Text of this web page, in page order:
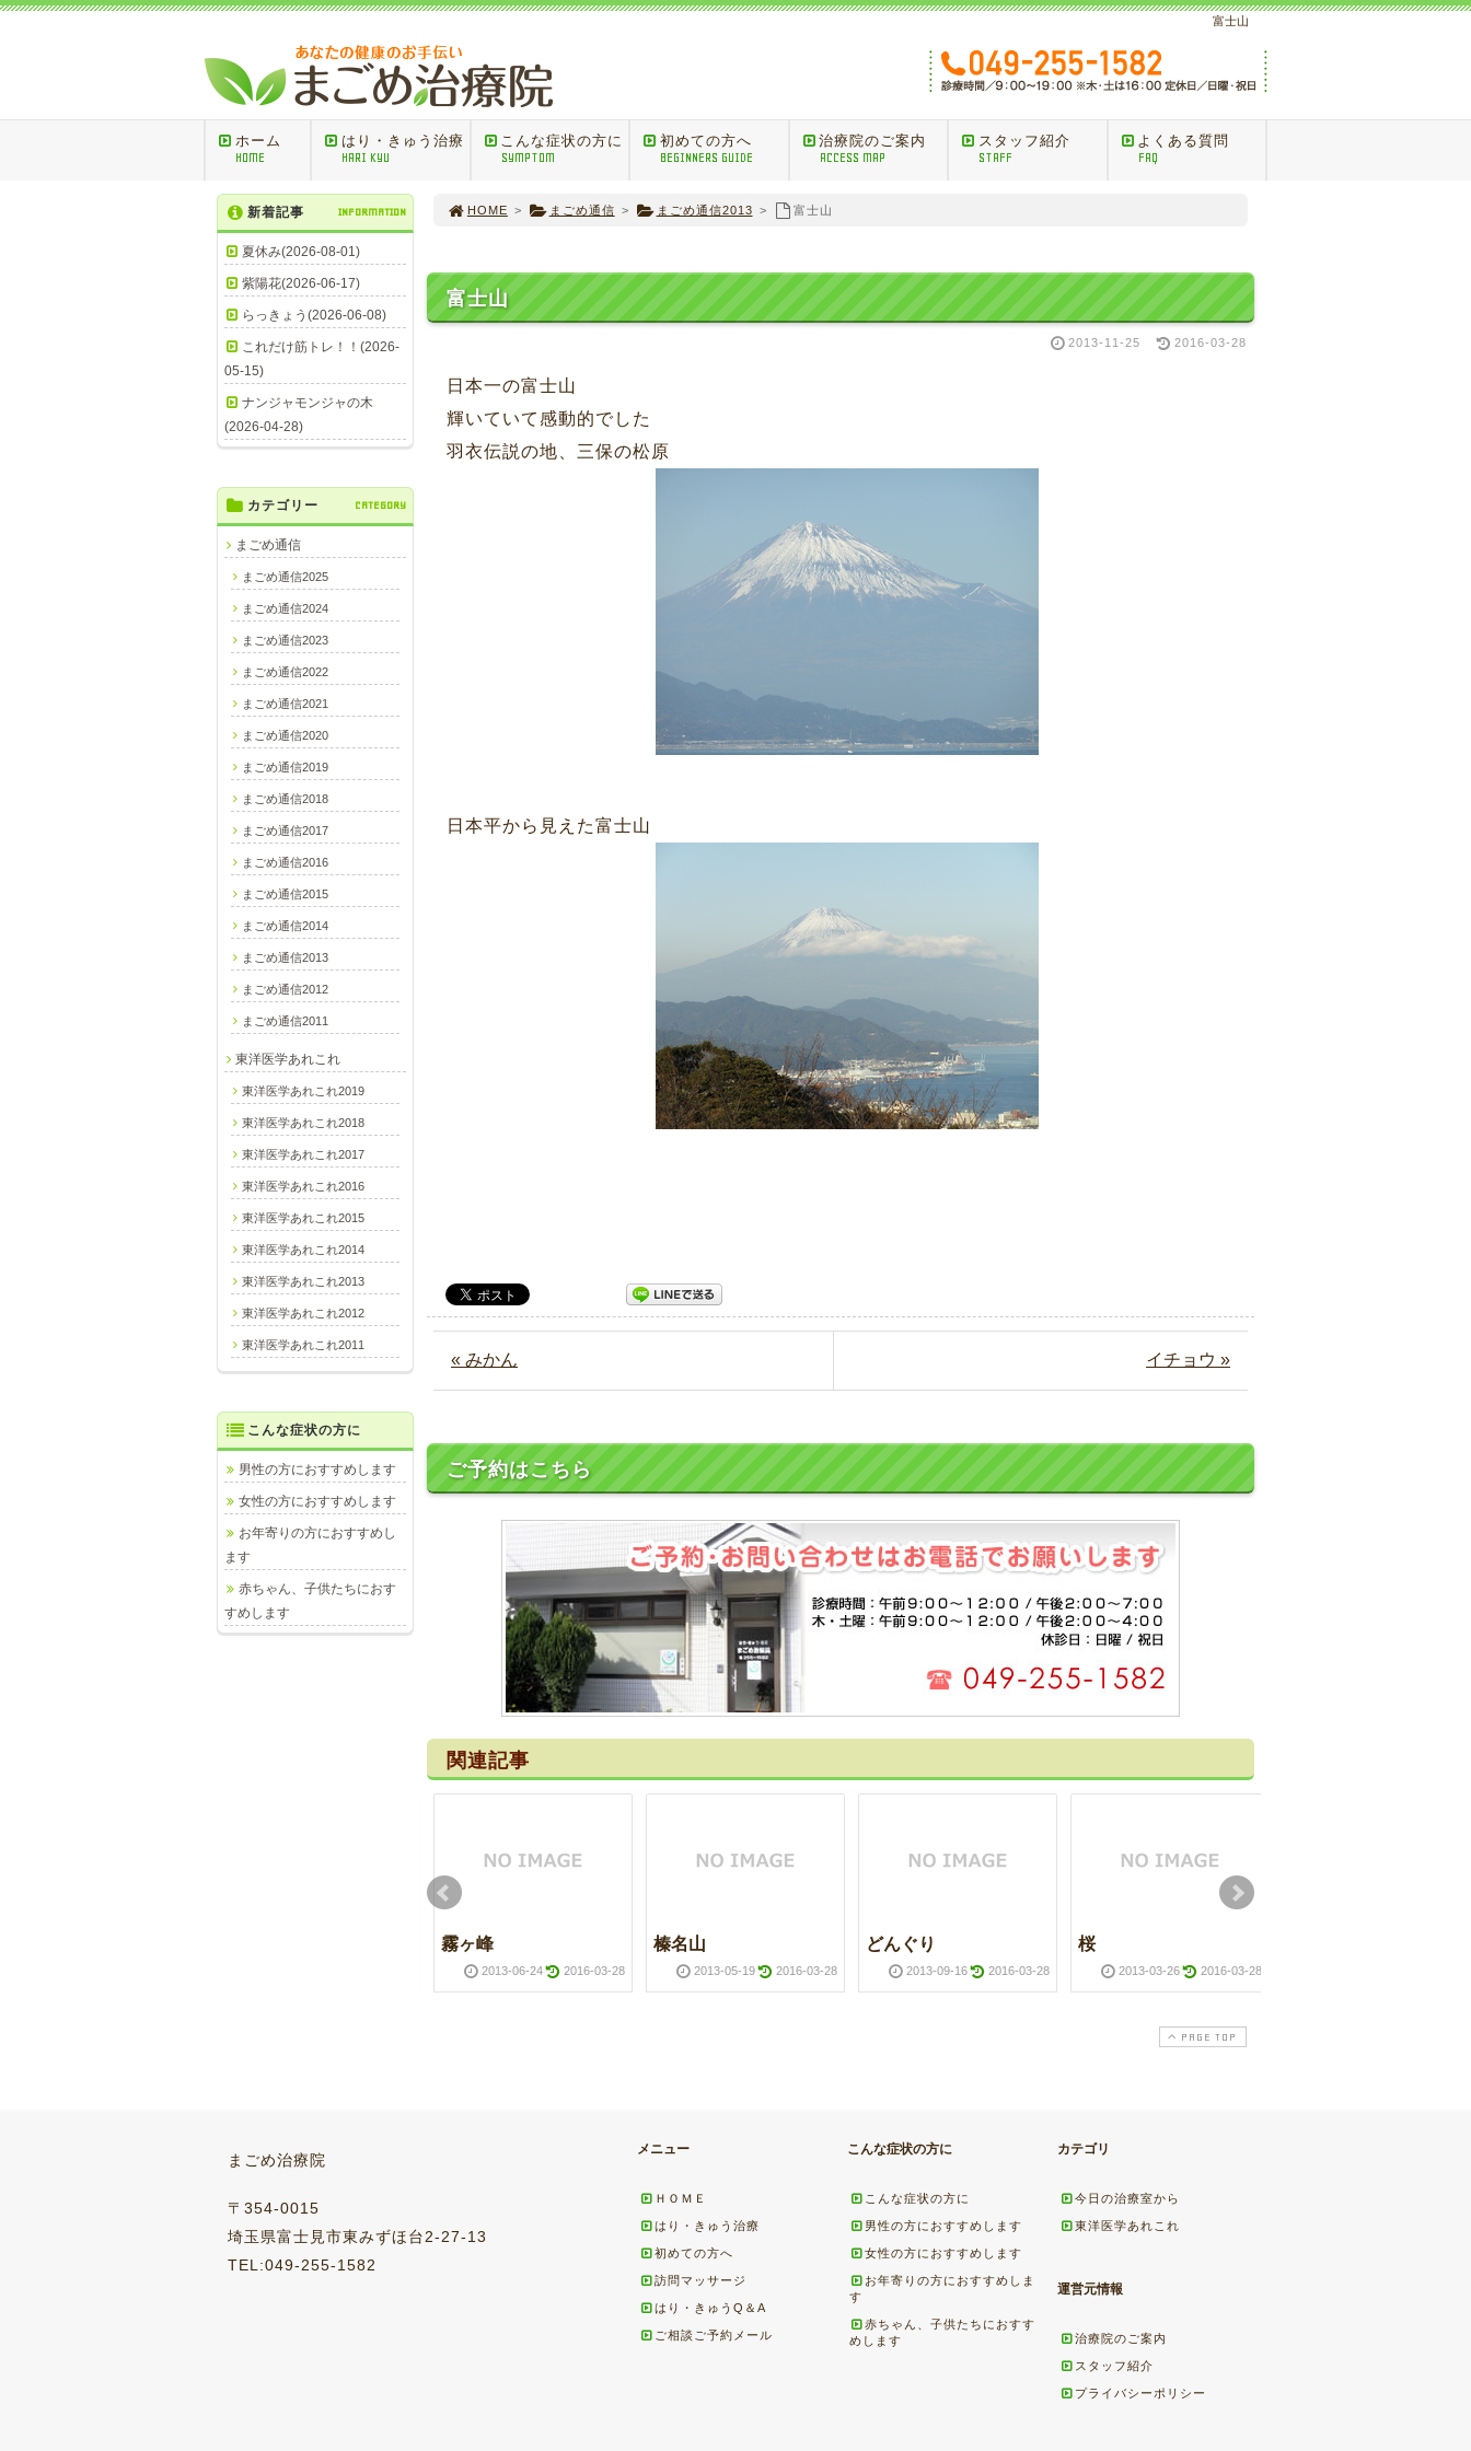
富士山
ホーム
HOME
はり・きゅう治療
HARI KYU
こんな症状の方に
SYMPTOM
初めての方へ
BEGINNERS GUIDE
治療院のご案内
ACCESS MAP
スタッフ紹介
STAFF
よくある質問
FAQ
HOME > まごめ通信 > まごめ通信2013 > 富士山
富士山
2013-11-25 2016-03-28
日本一の富士山
輝いていて感動的でした
羽衣伝説の地、三保の松原
日本平から見えた富士山
« みかん イチョウ »
ご予約はこちら
関連記事
霧ヶ峰
2013-06-24 2016-03-28
榛名山
2013-05-19 2016-03-28
どんぐり
2013-09-16 2016-03-28
桜
2013-03-26 2016-03-28
2013-04-03
PAGE TOP
新着記事 INFORMATION
夏休み(2026-08-01)
紫陽花(2026-06-17)
らっきょう(2026-06-08)
これだけ筋トレ！！(2026-
05-15)
ナンジャモンジャの木
(2026-04-28)
カテゴリー CATEGORY
まごめ通信
まごめ通信2025
まごめ通信2024
まごめ通信2023
まごめ通信2022
まごめ通信2021
まごめ通信2020
まごめ通信2019
まごめ通信2018
まごめ通信2017
まごめ通信2016
まごめ通信2015
まごめ通信2014
まごめ通信2013
まごめ通信2012
まごめ通信2011
東洋医学あれこれ
東洋医学あれこれ2019
東洋医学あれこれ2018
東洋医学あれこれ2017
東洋医学あれこれ2016
東洋医学あれこれ2015
東洋医学あれこれ2014
東洋医学あれこれ2013
東洋医学あれこれ2012
東洋医学あれこれ2011
こんな症状の方に
男性の方におすすめします
女性の方におすすめします
お年寄りの方におすすめし
ます
赤ちゃん、子供たちにおす
すめします
まごめ治療院
〒354-0015
埼玉県富士見市東みずほ台2-27-13
TEL:049-255-1582
メニュー
ＨＯＭＥ
はり・きゅう治療
初めての方へ
訪問マッサージ
はり・きゅうQ＆A
ご相談ご予約メール
こんな症状の方に
こんな症状の方に
男性の方におすすめします
女性の方におすすめします
お年寄りの方におすすめしま
す
赤ちゃん、子供たちにおすす
めします
カテゴリ
今日の治療室から
東洋医学あれこれ
運営元情報
治療院のご案内
スタッフ紹介
プライバシーポリシー